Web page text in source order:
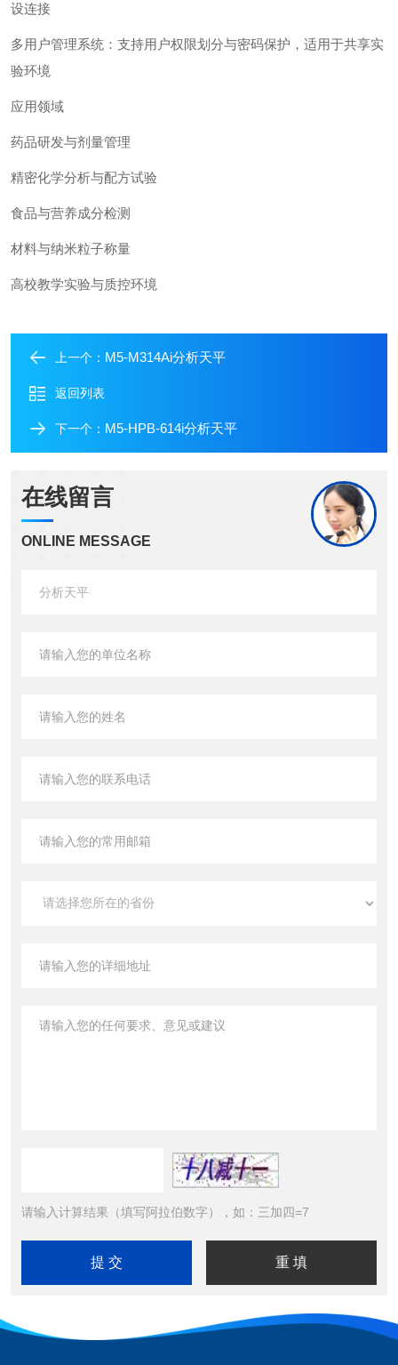
设连接
多用户管理系统：支持用户权限划分与密码保护，适用于共享实
验环境
应用领域
药品研发与剂量管理
精密化学分析与配方试验
食品与营养成分检测
材料与纳米粒子称量
高校教学实验与质控环境
上一个： M5‑M314Ai分析天平
返回列表
下一个： M5‑HPB‑614i分析天平
在线留言
ONLINE MESSAGE
请输入计算结果（填写阿拉伯数字），如：三加四=7